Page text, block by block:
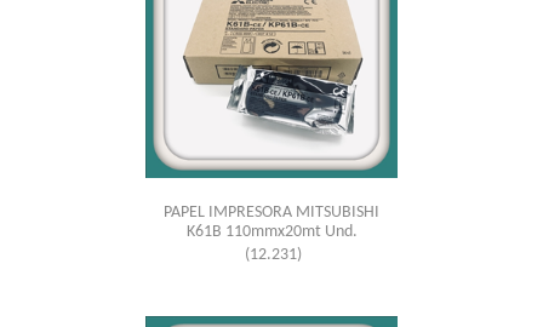
PAPEL IMPRESORA MITSUBISHI
K61B 110mmx20mt Und.
(12.231)